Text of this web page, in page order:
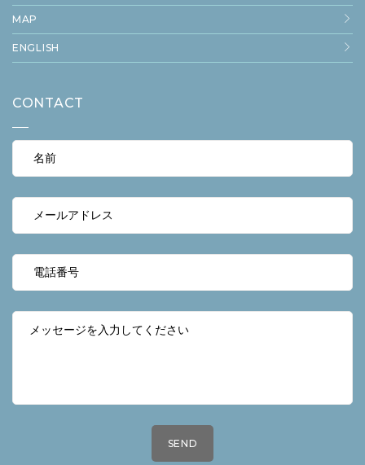
MAP
ENGLISH
CONTACT